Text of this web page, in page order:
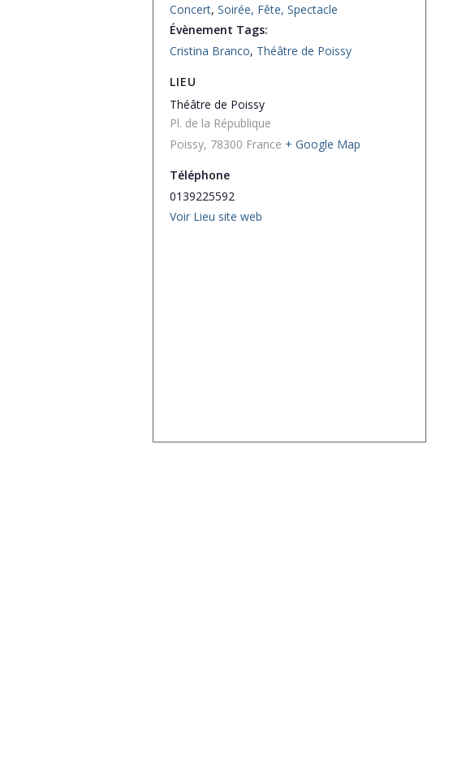
Concert, Soirée, Fête, Spectacle
Évènement Tags:
Cristina Branco, Théâtre de Poissy
LIEU
Théâtre de Poissy
Pl. de la République
Poissy, 78300 France + Google Map
Téléphone
0139225592
Voir Lieu site web